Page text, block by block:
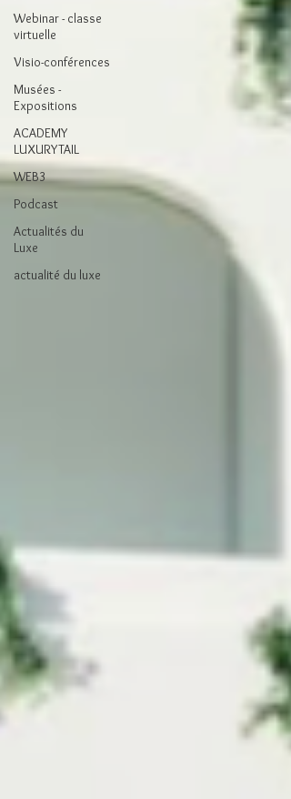
Webinar - classe
virtuelle
Visio-conférences
Musées -
Expositions
ACADEMY
LUXURYTAIL
WEB3
Podcast
Actualités du
Luxe
actualité du luxe